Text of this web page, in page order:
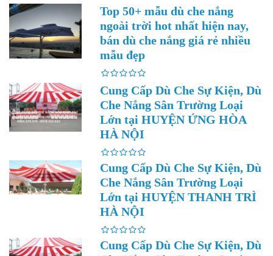
Top 50+ mẫu dù che nắng
ngoài trời hot nhất hiện nay,
bán dù che nắng giá rẻ nhiều
mẫu đẹp
Cung Cấp Dù Che Sự Kiện, Dù
Che Nắng Sân Trường Loại
Lớn tại HUYỆN ỨNG HÒA
HÀ NỘI
Cung Cấp Dù Che Sự Kiện, Dù
Che Nắng Sân Trường Loại
Lớn tại HUYỆN THANH TRÌ
HÀ NỘI
Cung Cấp Dù Che Sự Kiện, Dù